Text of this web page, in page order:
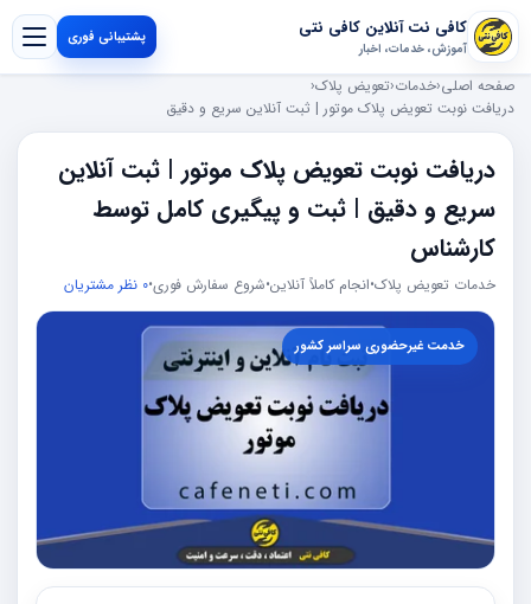
کافی نت آنلاین کافی نتی
آموزش، خدمات، اخبار
پشتیبانی فوری
صفحه اصلی‹خدمات‹تعویض پلاک‹
دریافت نوبت تعویض پلاک موتور | ثبت آنلاین سریع و دقیق
دریافت نوبت تعویض پلاک موتور | ثبت آنلاین
سریع و دقیق | ثبت و پیگیری کامل توسط
کارشناس
خدمات تعویض پلاک•انجام کاملاً آنلاین•شروع سفارش فوری•0 نظر مشتریان
خدمت غیرحضوری سراسر کشور